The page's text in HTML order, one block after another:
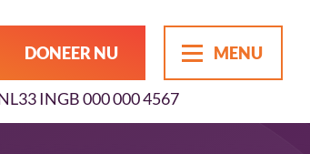
MENU
DONEER NU
INGB 000 000 4567